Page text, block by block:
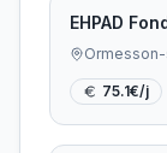
EHPAD
75.1€/j